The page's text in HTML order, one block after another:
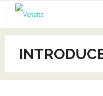
Inicio
Venalta
Cursos online